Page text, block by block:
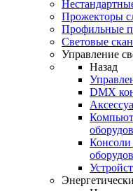
Прожекторы
Профильные
Световые
Управление
Назад
DMX
Консоли